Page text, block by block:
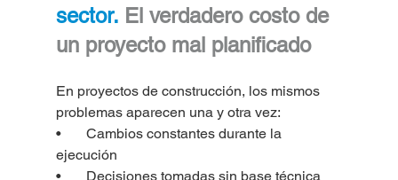
sector. El verdadero costo de
un proyecto mal planificado
En proyectos de construcción, los mismos
problemas aparecen una y otra vez:
•       Cambios constantes durante la
ejecución
•       Decisiones tomadas sin base técnica